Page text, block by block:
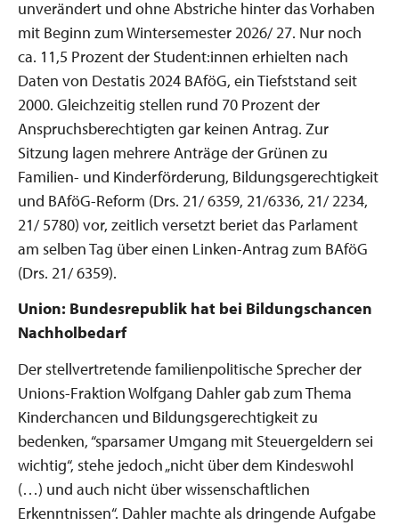
unverändert und ohne Abstriche hinter das Vorhaben
mit Beginn zum Wintersemester 2026/ 27. Nur noch
ca. 11,5 Prozent der Student:innen erhielten nach
Daten von Destatis 2024 BAföG, ein Tiefststand seit
2000. Gleichzeitig stellen rund 70 Prozent der
Anspruchsberechtigten gar keinen Antrag. Zur
Sitzung lagen mehrere Anträge der Grünen zu
Familien- und Kinderförderung, Bildungsgerechtigkeit
und BAföG-Reform (Drs. 21/ 6359, 21/6336, 21/ 2234,
21/ 5780) vor, zeitlich versetzt beriet das Parlament
am selben Tag über einen Linken-Antrag zum BAföG
(Drs. 21/ 6359).
Union: Bundesrepublik hat bei Bildungschancen
Nachholbedarf
Der stellvertretende familienpolitische Sprecher der
Unions-Fraktion Wolfgang Dahler gab zum Thema
Kinderchancen und Bildungsgerechtigkeit zu
bedenken, “sparsamer Umgang mit Steuergeldern sei
wichtig“, stehe jedoch „nicht über dem Kindeswohl
(…) und auch nicht über wissenschaftlichen
Erkenntnissen“. Dahler machte als dringende Aufgabe